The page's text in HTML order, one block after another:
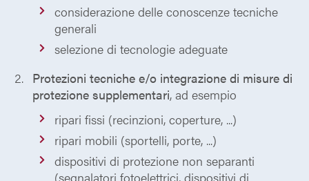
considerazione delle conoscenze tecniche
generali
selezione di tecnologie adeguate
Protezioni tecniche e/o integrazione di misure di
protezione supplementari, ad esempio
ripari fissi (recinzioni, coperture, ...)
ripari mobili (sportelli, porte, ...)
dispositivi di protezione non separanti
(segnalatori fotoelettrici, dispositivi di